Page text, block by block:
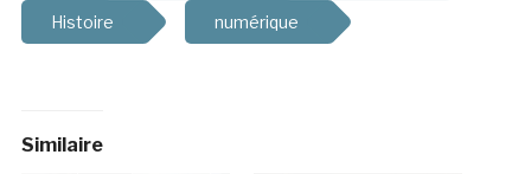
Histoire numérique
Similaire